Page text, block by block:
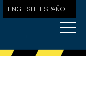
ENGLISH ESPAÑOL